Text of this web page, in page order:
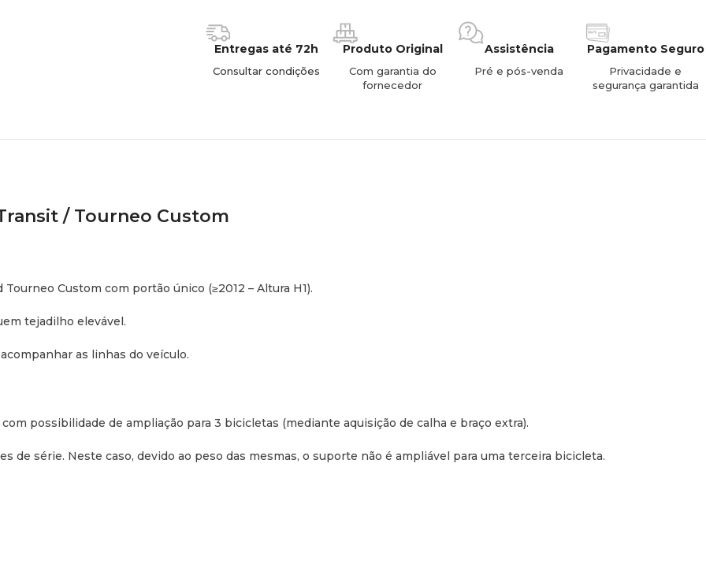
Entregas até 72h
Consultar condições
Produto Original
Com garantia do
fornecedor
Assistência
Pré e pós-venda
Pagamento Seguro
Privacidade e
segurança garantida
/ Tourneo Custom
Tourneo Custom com portão único (≥2012 – Altura H1).
tejadilho elevável.
as linhas do veículo.
possibilidade de ampliação para 3 bicicletas (mediante aquisição de calha e braço extra).
de série. Neste caso, devido ao peso das mesmas, o suporte não é ampliável para uma terceira bicicleta.